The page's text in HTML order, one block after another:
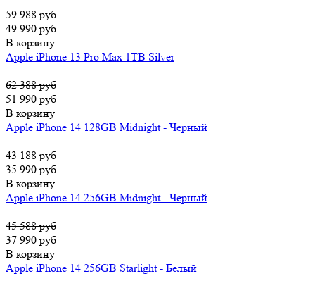
59 988 руб
49 990 руб
В корзину
Apple iPhone 13 Pro Max 1TB Silver
62 388 руб
51 990 руб
В корзину
Apple iPhone 14 128GB Midnight - Черный
43 188 руб
35 990 руб
В корзину
Apple iPhone 14 256GB Midnight - Черный
45 588 руб
37 990 руб
В корзину
Apple iPhone 14 256GB Starlight - Белый